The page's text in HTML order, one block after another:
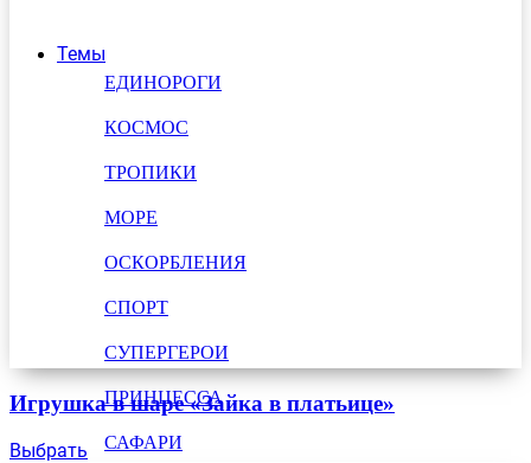
Темы
ЕДИНОРОГИ
КОСМОС
ТРОПИКИ
МОРЕ
ОСКОРБЛЕНИЯ
СПОРТ
СУПЕРГЕРОИ
ПРИНЦЕССА
САФАРИ
Игрушка в шаре «Зайка в платьице»
Выбрать